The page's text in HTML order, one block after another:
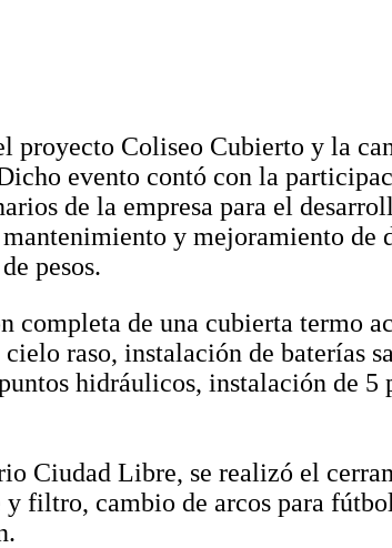
proyecto Coliseo Cubierto y la
evento contó con la
de la empresa para el
y mejoramiento de
pesos.
de una cubierta termo
raso, instalación de baterías
hidráulicos, instalación de 5
Ciudad Libre, se realizó el
filtro, cambio de arcos para